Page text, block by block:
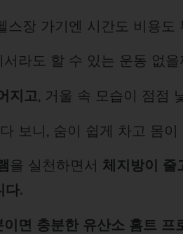
스장 가기엔 시간도 비용도
라도 할 수 있는 운동 없을
지고, 거울 속 모습이 점점
보니, 숨이 쉽게 차고 몸이
을 실천하면서 체지방이 줄
다.
이면 충분한 유산소 홈트 프